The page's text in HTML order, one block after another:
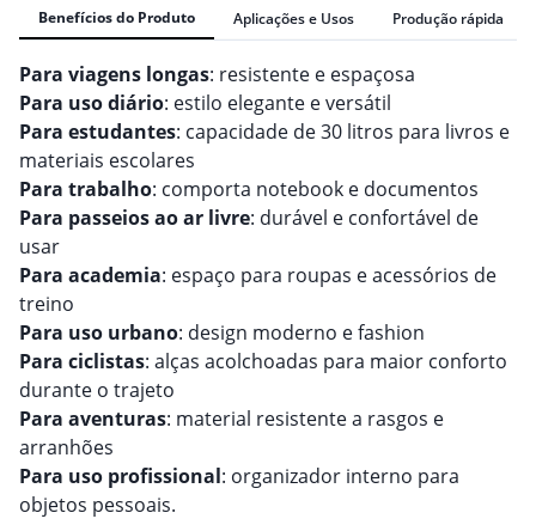
Benefícios do Produto Aplicações e Usos Produção rápida
Para viagens longas: resistente e espaçosa
Para uso diário: estilo elegante e versátil
Para estudantes: capacidade de 30 litros para livros e
materiais escolares
Para trabalho: comporta notebook e documentos
Para passeios ao ar livre: durável e confortável de
usar
Para academia: espaço para roupas e acessórios de
treino
Para uso urbano: design moderno e fashion
Para ciclistas: alças acolchoadas para maior conforto
durante o trajeto
Para aventuras: material resistente a rasgos e
arranhões
Para uso profissional: organizador interno para
objetos pessoais.